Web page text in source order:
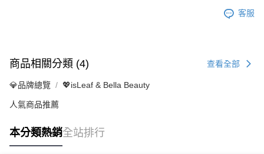
客服
商品相關分類 (4) 查看全部
💎品牌總覽 💖isLeaf & Bella Beauty
人氣商品推薦
本分類熱銷全站排行